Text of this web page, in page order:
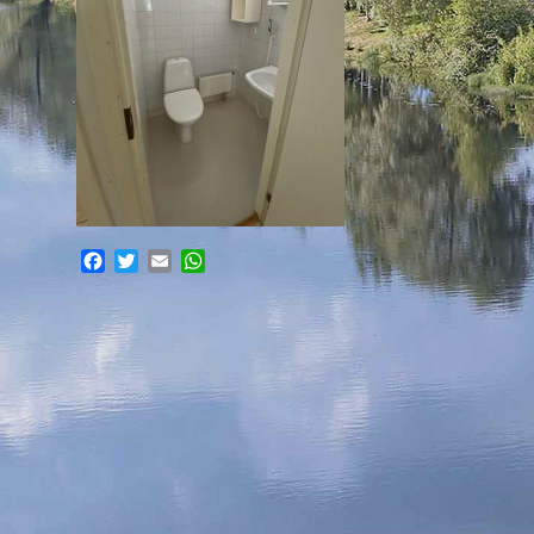
FacebookTwitterEmail